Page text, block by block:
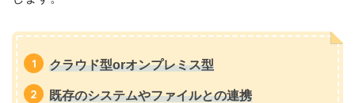
クラウド型orオンプレミス型
既存のシステムやファイルとの連携